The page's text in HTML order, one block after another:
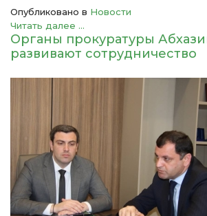
Опубликовано в Новости
Читать далее ...
Органы прокуратуры
развивают сотрудничество